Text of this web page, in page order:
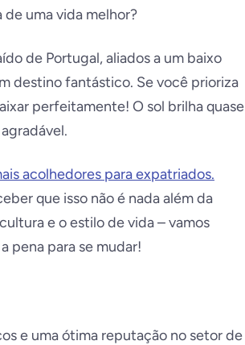
de uma vida melhor?
de Portugal, aliados a um baixo
destino fantástico. Se você prioriza
perfeitamente! O sol brilha quase
acolhedores para expatriados.
que isso não é nada além da
e o estilo de vida – vamos
pena para se mudar!
e uma ótima reputação no setor de